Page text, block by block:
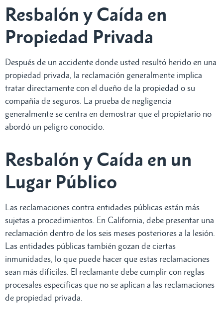
Resbalón y Caída en
Propiedad Privada
Después de un accidente donde usted resultó herido en una
propiedad privada, la reclamación generalmente implica
tratar directamente con el dueño de la propiedad o su
compañía de seguros. La prueba de negligencia
generalmente se centra en demostrar que el propietario no
abordó un peligro conocido.
Resbalón y Caída en un
Lugar Público
Las reclamaciones contra entidades públicas están más
sujetas a procedimientos. En California, debe presentar una
reclamación dentro de los seis meses posteriores a la lesión.
Las entidades públicas también gozan de ciertas
inmunidades, lo que puede hacer que estas reclamaciones
sean más difíciles. El reclamante debe cumplir con reglas
procesales específicas que no se aplican a las reclamaciones
de propiedad privada.